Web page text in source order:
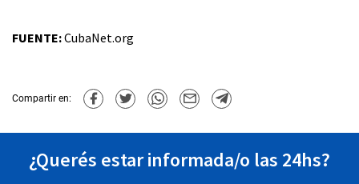
FUENTE:CubaNet.org
Compartir en:
¿Querés estar informada/o las 24hs?